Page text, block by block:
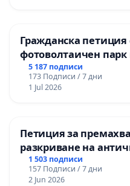
Гражданска
фотоволтаичен
Радомир
5 187 подписи
173 Подписи / 7 дни
1 Jul 2026
Петиция за
разкриване на
Могиланската
1 503 подписи
157 Подписи / 7 дни
2 Jun 2026